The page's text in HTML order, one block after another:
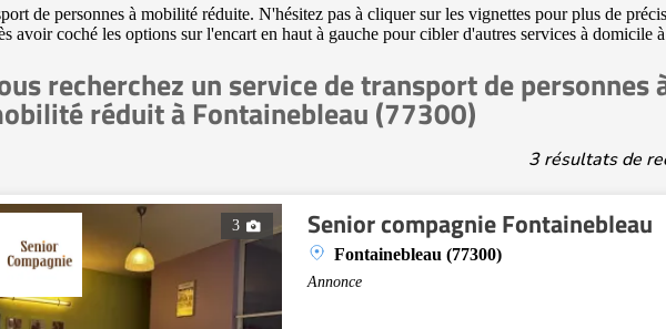
de personnes à mobilité réduite. N'hésitez pas à cliquer sur les vignettes pour plus de
avoir coché les options sur l'encart en haut à gauche pour cibler d'autres services à domicile
recherchez un service de transport de personnes
réduit à Fontainebleau (77300)
3 résultats de
3 Senior compagnie Fontainebleau
Fontainebleau (77300)
Annonce